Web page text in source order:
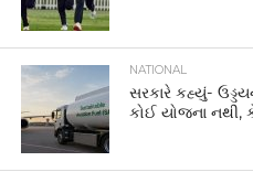
NATIONAL
સરકારે કહ્યું-
કોઈ યોજના નથી,